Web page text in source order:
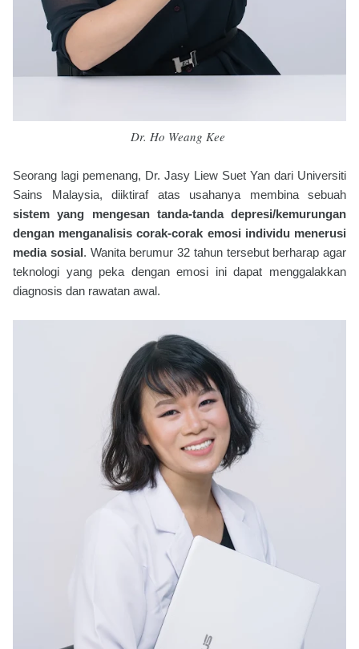
Dr. Ho Weang Kee
Seorang lagi pemenang, Dr. Jasy Liew Suet Yan dari Universiti
Sains Malaysia, diiktiraf atas usahanya membina sebuah
sistem yang mengesan tanda-tanda depresi/kemurungan
dengan menganalisis corak-corak emosi individu menerusi
media sosial. Wanita berumur 32 tahun tersebut berharap agar
teknologi yang peka dengan emosi ini dapat menggalakkan
diagnosis dan rawatan awal.